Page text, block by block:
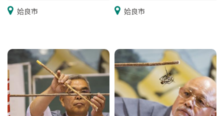
姶良市 姶良市